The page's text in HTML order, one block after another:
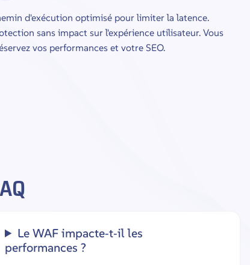
d'exécution optimisé pour limiter la latence.
sans impact sur l'expérience utilisateur. Vous
vos performances et votre SEO.
Le WAF impacte‑t‑il les
performances ?